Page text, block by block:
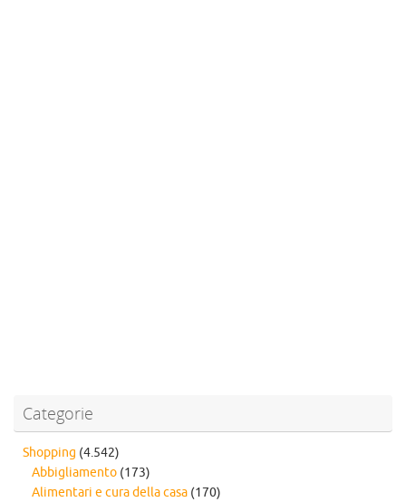
Categorie
Shopping (4.542)
Abbigliamento (173)
Alimentari e cura della casa (170)